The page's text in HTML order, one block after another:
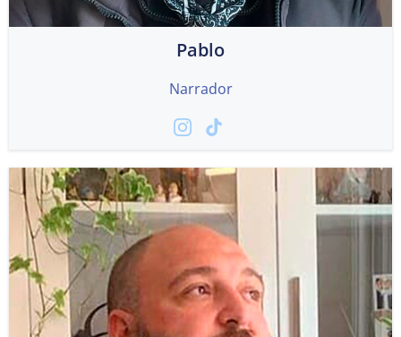
Pablo
Narrador